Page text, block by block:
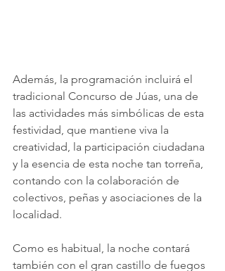
Además, la programación incluirá el
tradicional Concurso de Júas, una de
las actividades más simbólicas de esta
festividad, que mantiene viva la
creatividad, la participación ciudadana
y la esencia de esta noche tan torreña,
contando con la colaboración de
colectivos, peñas y asociaciones de la
localidad.
Como es habitual, la noche contará
también con el gran castillo de fuegos